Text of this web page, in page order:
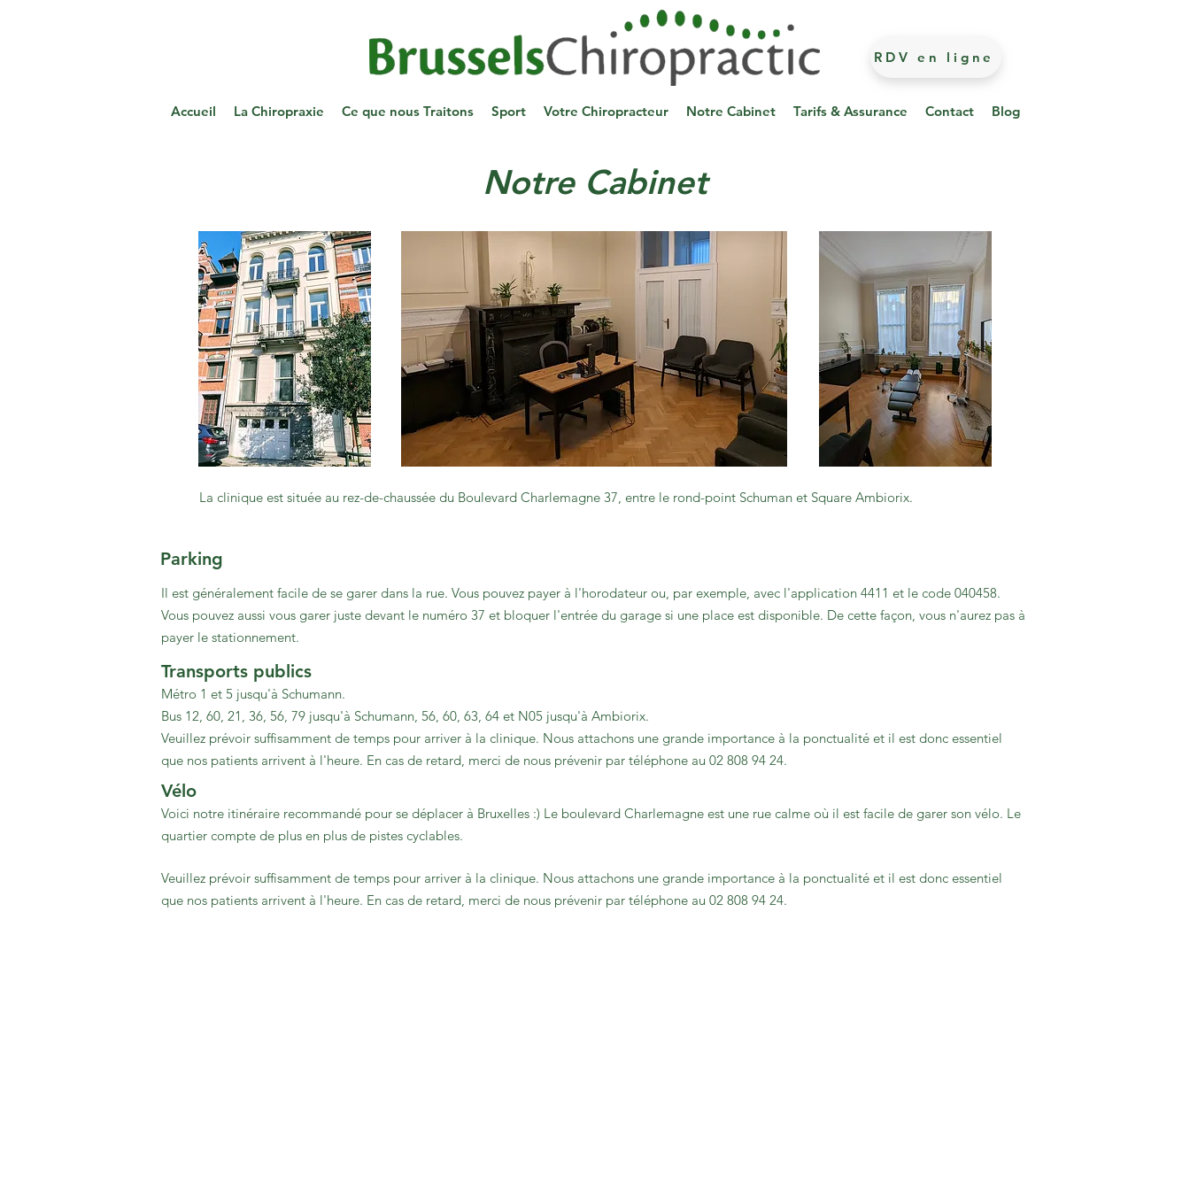
RDV en ligne
Accueil La Chiropraxie Ce que nous Traitons Sport Votre Chiropracteur Notre Cabinet Tarifs & Assurance Contact Blog
Notre Cabinet
La clinique est située au rez-de-chaussée du Boulevard Charlemagne 37, entre le rond-point Schuman et Square Ambiorix.
Parking
Il est généralement facile de se garer dans la rue. Vous pouvez payer à l'horodateur ou, par exemple, avec l'application 4411 et le code 040458.
Vous pouvez aussi vous garer juste devant le numéro 37 et bloquer l'entrée du garage si une place est disponible. De cette façon, vous n'aurez pas à
payer le stationnement.
Transports publics
Métro 1 et 5 jusqu'à Schumann.
Bus 12, 60, 21, 36, 56, 79 jusqu'à Schumann, 56, 60, 63, 64 et N05 jusqu'à Ambiorix.
Veuillez prévoir suffisamment de temps pour arriver à la clinique. Nous attachons une grande importance à la ponctualité et il est donc essentiel
que nos patients arrivent à l'heure. En cas de retard, merci de nous prévenir par téléphone au 02 808 94 24.
Vélo
Voici notre itinéraire recommandé pour se déplacer à Bruxelles :) Le boulevard Charlemagne est une rue calme où il est facile de garer son vélo. Le
quartier compte de plus en plus de pistes cyclables.
Veuillez prévoir suffisamment de temps pour arriver à la clinique. Nous attachons une grande importance à la ponctualité et il est donc essentiel
que nos patients arrivent à l'heure. En cas de retard, merci de nous prévenir par téléphone au 02 808 94 24.